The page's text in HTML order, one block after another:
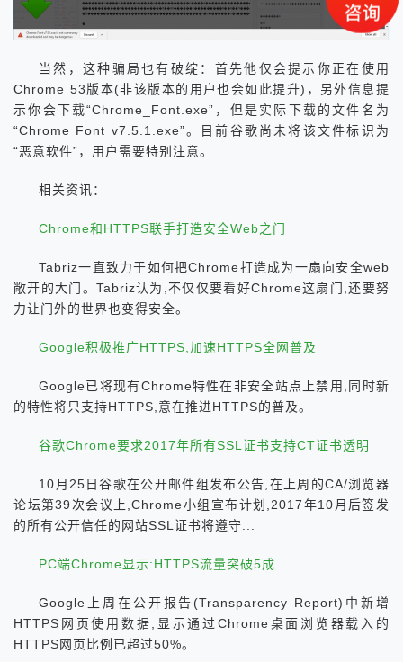
当然，这种骗局也有破绽：首先他仅会提示你正在使用
Chrome 53版本(非该版本的用户也会如此提升)，另外信息提
示你会下载“Chrome_Font.exe”，但是实际下载的文件名为
“Chrome Font v7.5.1.exe”。目前谷歌尚未将该文件标识为
“恶意软件”，用户需要特别注意。
相关资讯：
Chrome和HTTPS联手打造安全Web之门
Tabriz一直致力于如何把Chrome打造成为一扇向安全web
敞开的大门。Tabriz认为,不仅仅要看好Chrome这扇门,还要努
力让门外的世界也变得安全。
Google积极推广HTTPS,加速HTTPS全网普及
Google已将现有Chrome特性在非安全站点上禁用,同时新
的特性将只支持HTTPS,意在推进HTTPS的普及。
谷歌Chrome要求2017年所有SSL证书支持CT证书透明
10月25日谷歌在公开邮件组发布公告,在上周的CA/浏览器
论坛第39次会议上,Chrome小组宣布计划,2017年10月后签发
的所有公开信任的网站SSL证书将遵守...
PC端Chrome显示:HTTPS流量突破5成
Google上周在公开报告(Transparency Report)中新增
HTTPS网页使用数据,显示通过Chrome桌面浏览器载入的
HTTPS网页比例已超过50%。